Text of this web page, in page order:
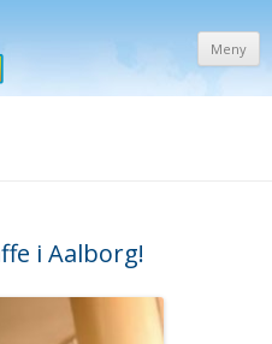
Meny
i Aalborg!